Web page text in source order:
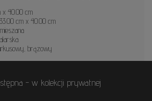
x 40.00 cm
33.00 cm x 40.00 cm
brązowy
- w kolekcji prywatnej